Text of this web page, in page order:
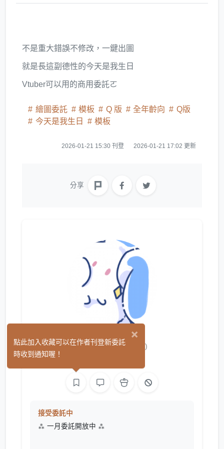
不是重大錯誤不修改，一鍵出圖
就是長這副德性的今天是我生日
Vtuber可以用的商用委託ㄛ
繪圖委託 模板 Q 版 全年齡向
Q版
今天是我生日
模板
2026-01-21 15:30 刊登 2026-01-21 17:02 更新
分享
水兔Suito (3)
接受委託中
⁂ 一月委託開放中 ⁂
×
點此加入收藏可以在作者刊登新委託
時收到通知喔！